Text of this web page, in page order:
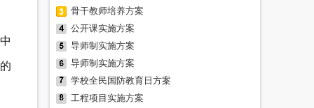
骨干教师培养方案
公开课实施方案
导师制实施方案
导师制实施方案
学校全民国防教育日方案
工程项目实施方案